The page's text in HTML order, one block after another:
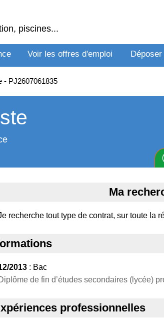
piscines...
Voir les offres d'emploi
- PJ2607061835
Ma
recherche tout type de contrat, sur toute la
2013 : Bac
de fin d’études secondaires (lycée)
professionnelles